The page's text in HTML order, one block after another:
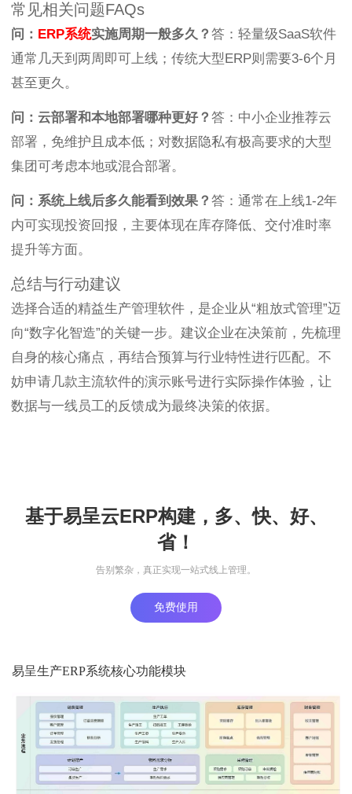
常见相关问题FAQs
问： ERP系统实施周期一般多久？ 答：轻量级SaaS软件
通常几天到两周即可上线；传统大型ERP则需要3-6个月
甚至更久。
问：云部署和本地部署哪种更好？ 答：中小企业推荐云
部署，免维护且成本低；对数据隐私有极高要求的大型
集团可考虑本地或混合部署。
问：系统上线后多久能看到效果？ 答：通常在上线1-2年
内可实现投资回报，主要体现在库存降低、交付准时率
提升等方面。
总结与行动建议
选择合适的精益生产管理软件，是企业从“粗放式管理”迈
向“数字化智造”的关键一步。建议企业在决策前，先梳理
自身的核心痛点，再结合预算与行业特性进行匹配。不
妨申请几款主流软件的演示账号进行实际操作体验，让
数据与一线员工的反馈成为最终决策的依据。
基于易呈云ERP构建，多、快、好、
省！
告别繁杂，真正实现一站式线上管理。
免费使用
易呈生产ERP系统核心功能模块